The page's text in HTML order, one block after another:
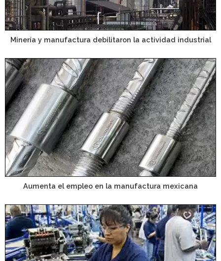
Minería y manufactura debilitaron la actividad industrial
Aumenta el empleo en la manufactura mexicana